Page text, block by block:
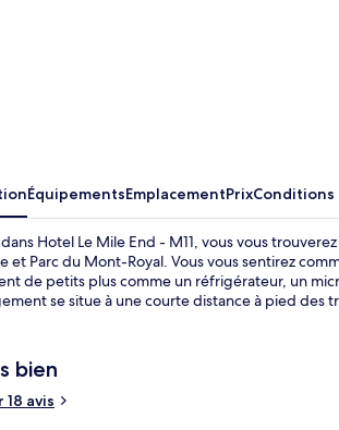
ÉquipementsEmplacementPrixConditions
Hotel Le Mile End - M11, vous vous
et Parc du Mont-Royal. Vous vous sentirez
de petits plus comme un réfrigérateur, un
se situe à une courte distance à pied des
bien
avis